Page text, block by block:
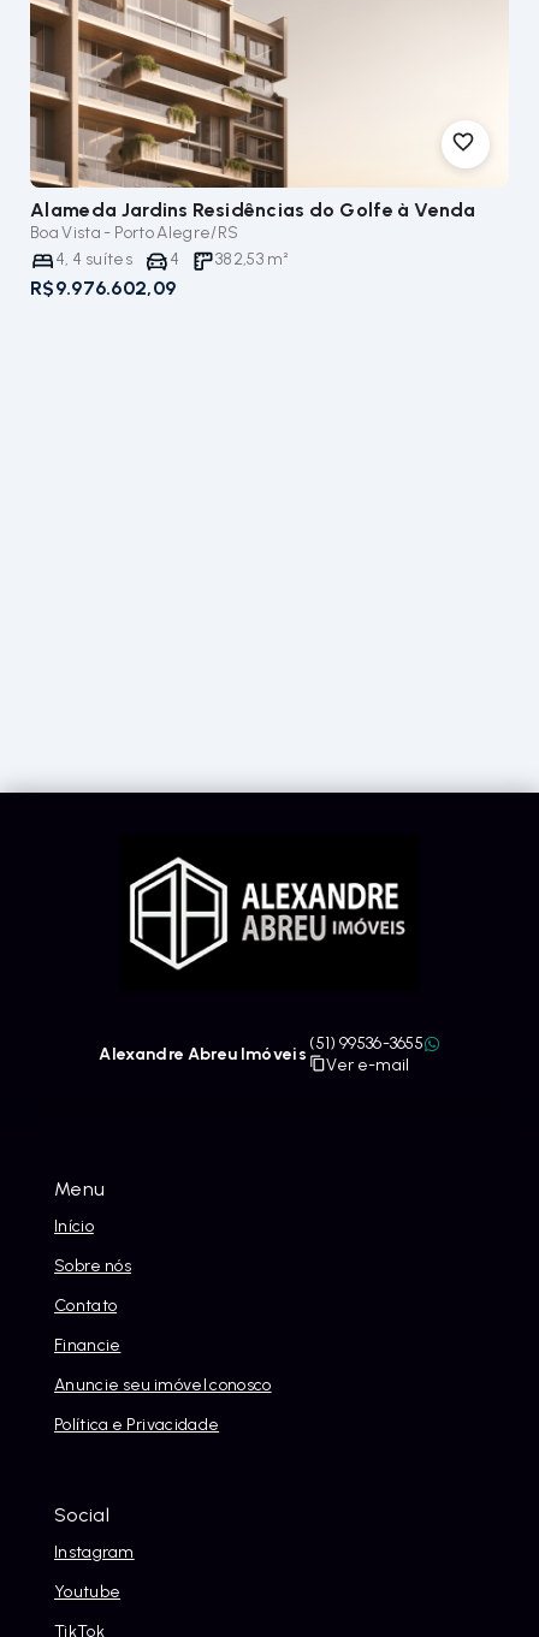
Alameda Jardins Residências do Golfe à Venda
Boa Vista - Porto Alegre/RS
4, 4 suítes 4 382,53 m²
R$9.976.602,09
Menu
Início
Sobre nós
Contato
Financie
Anuncie seu imóvel conosco
Política e Privacidade
Social
Instagram
Youtube
TikTok
Alexandre Abreu Imóveis
(51) 99536-3655
Ver e-mail